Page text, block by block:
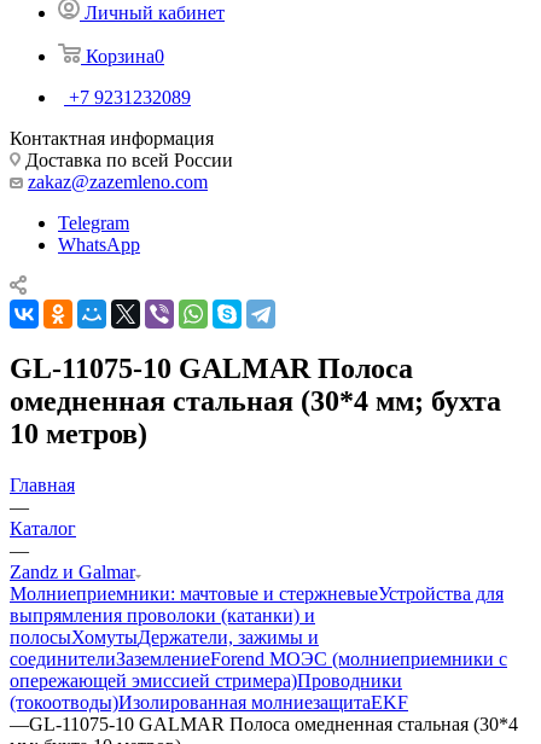
Личный кабинет
Корзина0
+7 9231232089
Контактная информация
Доставка по всей России
zakaz@zazemleno.com
Telegram
WhatsApp
GL-11075-10 GALMAR Полоса
омедненная стальная (30*4 мм; бухта
10 метров)
Главная
—
Каталог
—
Zandz и Galmar
Молниеприемники: мачтовые и стержневыеУстройства для
выпрямления проволоки (катанки) и
полосыХомутыДержатели, зажимы и
соединителиЗаземлениеForend МОЭС (молниеприемники с
опережающей эмиссией стримера)Проводники
(токоотводы)Изолированная молниезащитаEKF
—GL-11075-10 GALMAR Полоса омедненная стальная (30*4